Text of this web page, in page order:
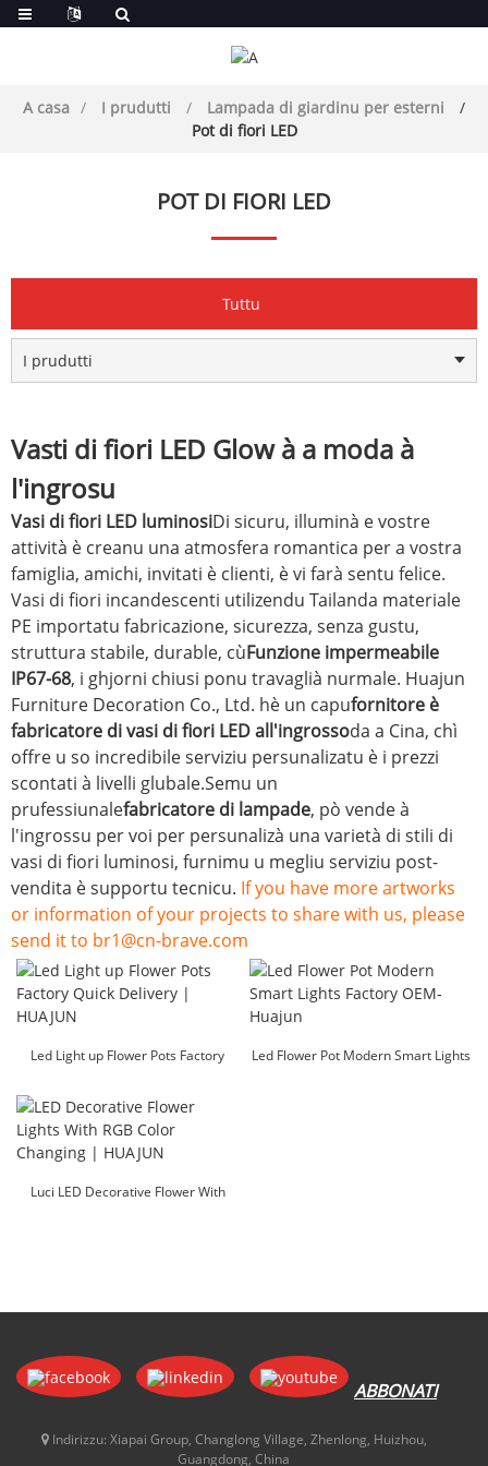
A casa I prudutti
Lampada di giardinu per esterni
Pot di fiori LED
POT DI FIORI LED
Tuttu
I prudutti
Vasti di fiori LED Glow à a moda à
l'ingrosu
Vasi di fiori LED luminosiDi sicuru, illuminà e vostre
attività è creanu una atmosfera romantica per a vostra
famiglia, amichi, invitati è clienti, è vi farà sentu felice.
Vasi di fiori incandescenti utilizendu Tailanda materiale
PE importatu fabricazione, sicurezza, senza gustu,
struttura stabile, durable, cùFunzione impermeabile
IP67-68, i ghjorni chiusi ponu travaglià nurmale. Huajun
Furniture Decoration Co., Ltd. hè un capufornitore è
fabricatore di vasi di fiori LED all'ingrossoda a Cina, chì
offre u so incredibile serviziu persunalizatu è i prezzi
scontati à livelli glubale.Semu un
prufessiunalefabricatore di lampade, pò vende à
l'ingrossu per voi per persunalizà una varietà di stili di
vasi di fiori luminosi, furnimu u megliu serviziu post-
vendita è supportu tecnicu. If you have more artworks
or information of your projects to share with us, please
send it to br1@cn-brave.com
Led Light up Flower Pots Factory
Led Flower Pot Modern Smart Lights
Luci LED Decorative Flower With
ABBONATI
Indirizzu: Xiapai Group, Changlong Village, Zhenlong, Huizhou,
Guangdong, China